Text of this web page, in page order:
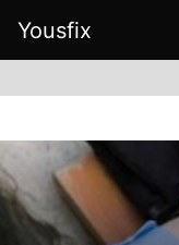
content
Yousfix